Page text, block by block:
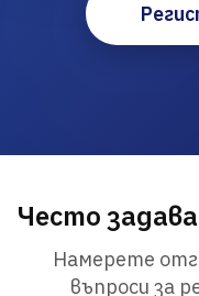
Често
Намерете
въпроси за